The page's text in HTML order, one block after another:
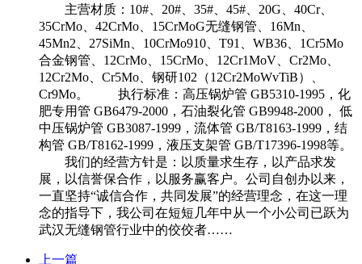
主营材质：10#、20#、35#、45#、20G、40Cr、
35CrMo、42CrMo、15CrMoG无缝钢管、16Mn、
45Mn2、27SiMn、10CrMo910、T91、WB36、1Cr5Mo
合金钢管、12CrMo、15CrMo、12Cr1MoV、Cr2Mo、
12Cr2Mo、Cr5Mo、钢研102（12Cr2MoWvTiB）、
Cr9Mo。 执行标准：高压锅炉管 GB5310-1995，化
肥专用管 GB6479-2000，石油裂化管 GB9948-2000， 低
中压锅炉管 GB3087-1999，流体管 GB/T8163-1999，结
构管 GB/T8162-1999，液压支架管 GB/T17396-1998等。
我们的经营方针是：以质量求生存，以产品求发
展，以信誉保合作，以服务赢客户。公司自创办以来，
一直坚持“诚信合作，共同发展”的经营理念，在这一理
念的指导下，我公司在短短几年中从一个小公司已跃为
武汉无缝钢管行业中的佼佼者……
上一篇